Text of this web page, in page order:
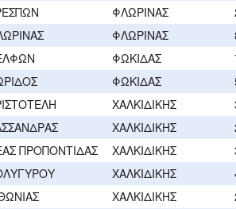
ΦΛΩΡΙΝΑΣ
ΦΛΩΡΙΝΑΣ
ΦΩΚΙΔΑΣ
ΦΩΚΙΔΑΣ
ΧΑΛΚΙΔΙΚΗΣ
ΧΑΛΚΙΔΙΚΗΣ
ΠΡΟΠΟΝΤΙΔΑΣ ΧΑΛΚΙΔΙΚΗΣ
ΧΑΛΚΙΔΙΚΗΣ
ΧΑΛΚΙΔΙΚΗΣ